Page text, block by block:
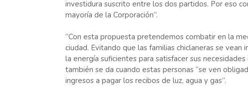
investidura suscrito entre los dos partidos. Por eso
mayoría de la Corporación”.
“Con esta propuesta pretendemos combatir en la
ciudad. Evitando que las familias chiclaneras se vean
la energía suficientes para satisfacer sus
también se da cuando estas personas “se ven
ingresos a pagar los recibos de luz, agua y gas”.